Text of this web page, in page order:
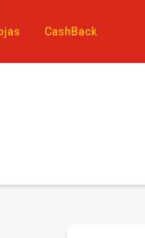
CashBack